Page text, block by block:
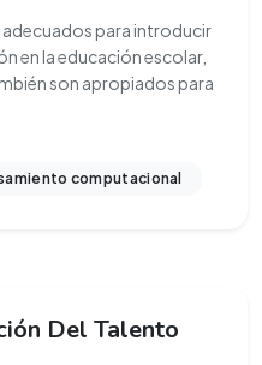
adecuados para introducir
en la educación escolar,
son apropiados para
computacional
Del Talento